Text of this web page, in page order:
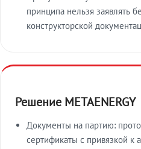
принципа нельзя заявлять
конструкторской
Решение METAENERGY
Документы на партию:
сертификаты с привязкой к